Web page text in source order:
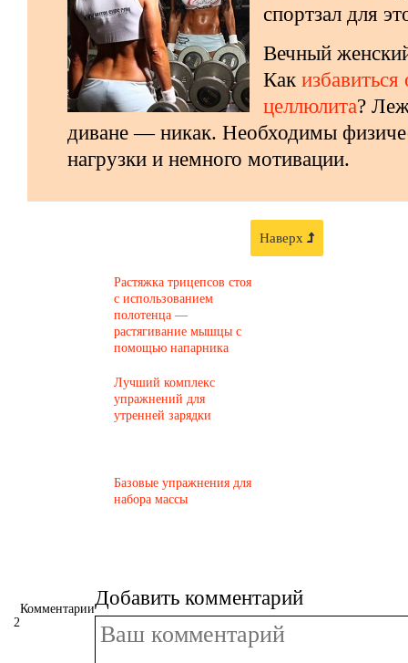
спортзал для
Вечный
Как избавиться
целлюлита?
диване — никак. Необходимы
нагрузки и немного мотивации.
Наверх
Растяжка трицепсов стоя
с использованием
полотенца —
растягивание мышцы с
помощью напарника
Лучший комплекс
упражнений для
утренней зарядки
Базовые упражнения для
набора массы
Комментарии
2
Добавить комментарий